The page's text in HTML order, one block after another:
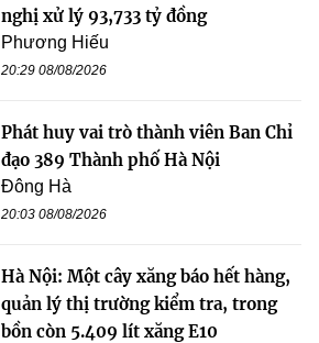
nghị xử lý 93,733 tỷ đồng
Phương Hiếu
20:29 08/08/2026
Phát huy vai trò thành viên Ban Chỉ
đạo 389 Thành phố Hà Nội
Đông Hà
20:03 08/08/2026
Hà Nội: Một cây xăng báo hết hàng,
quản lý thị trường kiểm tra, trong
bồn còn 5.409 lít xăng E10